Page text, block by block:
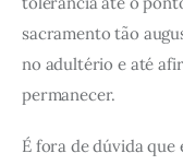
sacramento tão
no adultério e até
permanecer.
É fora de dúvida que